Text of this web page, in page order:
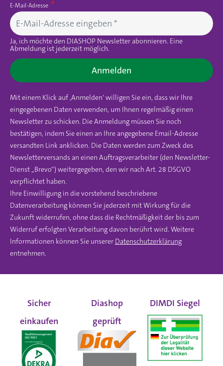
E-Mail-Adresse
Ja, ich möchte den DIASHOP Newsletter abonnieren. Eine
Abmeldung ist jederzeit möglich.
Anmelden
Mit einem Klick auf ‚Anmelden‘ willigen Sie ein, dass wir Ihre
eingegebenen Daten verwenden, um Ihnen regelmäßig einen
Newsletter zu schicken. Die Anmeldung müssen Sie noch
bestätigen, indem Sie einen an Ihre angegebene Email-Adresse
versandten Link anklicken. Die Daten werden zum Zweck des
Newsletterversands an einen Auftragsverarbeiter (den Newsletter-
Dienst „Brevo“) weitergegeben, den wir nach Art. 28 DSGVO
verpflichtet haben.
Ihre Einwilligung in die vorstehend beschriebene
Datenverarbeitung können Sie jederzeit mit Wirkung für die
Zukunft widerrufen, ohne dass die Rechtmäßigkeit der bis zum
Widerruf erfolgten Verarbeitung davon berührt wird. Weitere
Informationen können Sie unserer Datenschutzerklärung
entnehmen.
Sicher
einkaufen
Diashop
geprüft
DIMDI Siegel